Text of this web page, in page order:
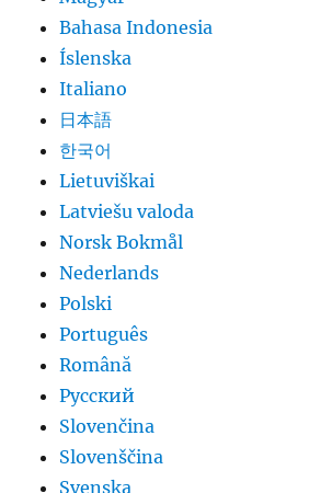
Bahasa Indonesia
Íslenska
Italiano
日本語
한국어
Lietuviškai
Latviešu valoda
Norsk Bokmål
Nederlands
Polski
Português
Română
Русский
Slovenčina
Slovenščina
Svenska